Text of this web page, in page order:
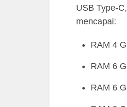
USB Type-
mencapai:
RAM 4
RAM 6
RAM 6